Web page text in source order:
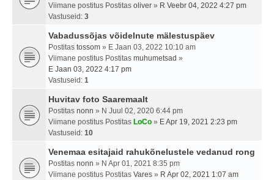
Viimane postitus Postitas oliver » R Veebr 04, 2022 4:27 pm
Vastuseid: 3
Vabadussõjas võidelnute mälestuspäev
Postitas tossom » E Jaan 03, 2022 10:10 am
Viimane postitus Postitas muhumetsad »
E Jaan 03, 2022 4:17 pm
Vastuseid: 1
Huvitav foto Saaremaalt
Postitas nonn » N Juul 02, 2020 6:44 pm
Viimane postitus Postitas LoCo » E Apr 19, 2021 2:23 pm
Vastuseid: 10
Venemaa esitajaid rahukõnelustele vedanud rong
Postitas nonn » N Apr 01, 2021 8:35 pm
Viimane postitus Postitas Vares » R Apr 02, 2021 1:07 am